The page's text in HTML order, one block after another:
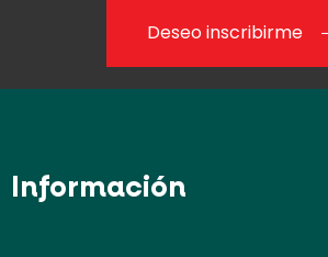
Deseo inscribirme
Información